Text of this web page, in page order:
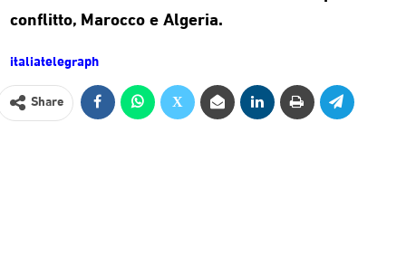
conflitto, Marocco e Algeria.
italiatelegraph
Share